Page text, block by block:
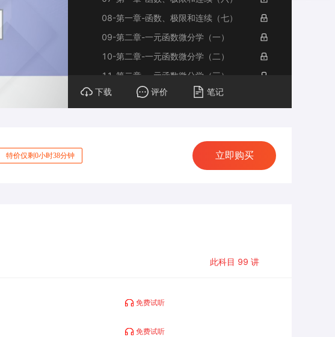
08-第一章-函数、极限和连续（七）
09-第二章-一元函数微分学（一）
10-第二章-一元函数微分学（二）
11-第二章-一元函数微分学（三）
12-第二章-一元函数微分学（四）
15-第二章-一元函数微分学（七）
16-第二章-一元函数微分学（八）
21-第二章-一元函数微分学（十三）
23-第二章-一元函数微分学（十五）
下载 评价 笔记
特价仅剩0小时38分钟 立即购买
此科目 99 讲
免费试听
免费试听